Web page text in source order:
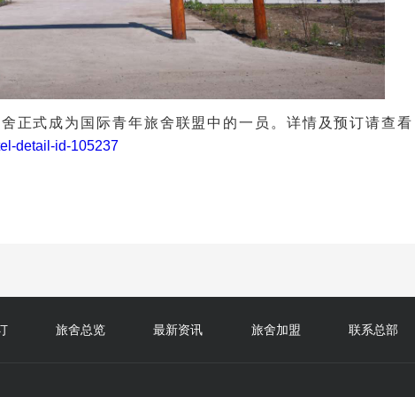
正式成为国际青年旅舍联盟中的一员。详情及预订请查看
detail-id-105237
旅舍总览 最新资讯 旅舍加盟 联系总部